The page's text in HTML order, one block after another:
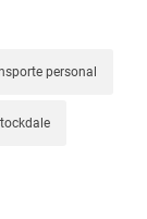
personal